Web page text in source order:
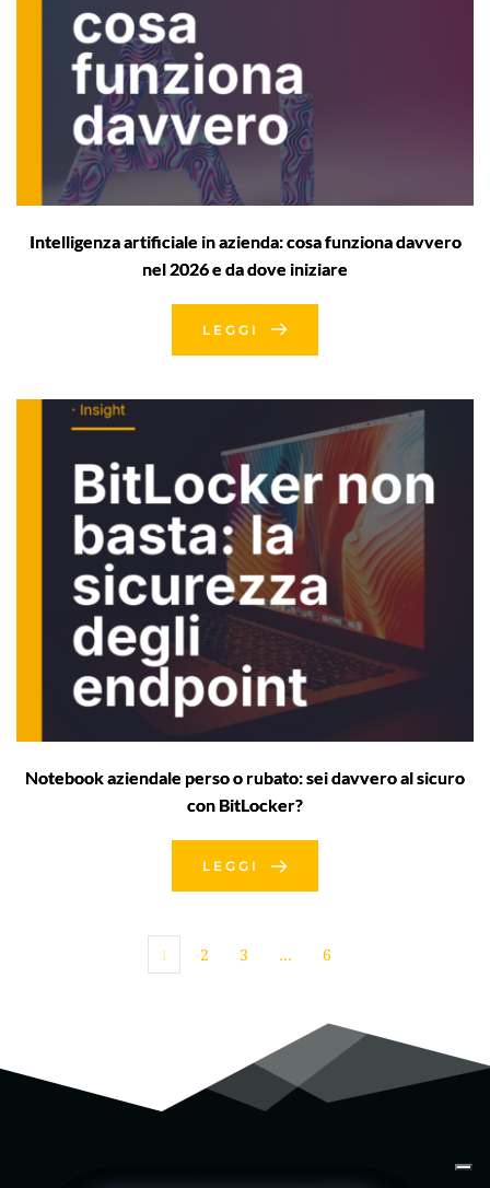
Intelligenza artificiale in azienda: cosa funziona davvero
nel 2026 e da dove iniziare
LEGGI
Notebook aziendale perso o rubato: sei davvero al sicuro
con BitLocker?
LEGGI
1 2 3 … 6